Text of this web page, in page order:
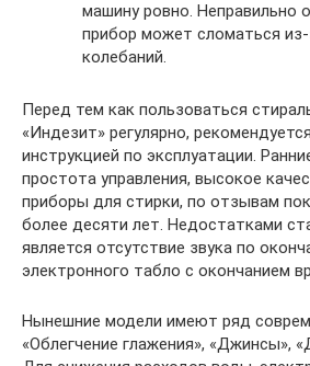
машину ровно. Неправильно
прибор может сломаться
колебаний.
Перед тем как пользоваться
«Индезит» регулярно,
инструкцией по эксплуатации.
простота управления, высокое
приборы для стирки, по отзывам
более десяти лет. Недостатками
является отсутствие звука по
электронного табло с окончанием
Нынешние модели имеют ряд
«Облегчение глажения», «Джинсы»,